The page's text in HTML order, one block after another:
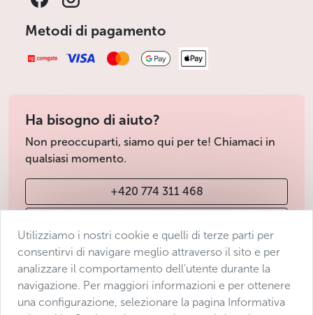
Metodi di pagamento
Ha bisogno di aiuto?
Non preoccuparti, siamo qui per te! Chiamaci in
qualsiasi momento.
+420 774 311 468
Condizioni di vendita
Protezione dei dati
Utilizziamo i nostri cookie e quelli di terze parti per
consentirvi di navigare meglio attraverso il sito e per
analizzare il comportamento dell’utente durante la
navigazione. Per maggiori informazioni e per ottenere
una configurazione, selezionare la pagina Informativa